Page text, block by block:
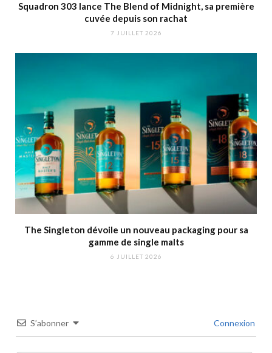
Squadron 303 lance The Blend of Midnight, sa première
cuvée depuis son rachat
7 JUILLET 2026
The Singleton dévoile un nouveau packaging pour sa
gamme de single malts
6 JUILLET 2026
S’abonner Connexion